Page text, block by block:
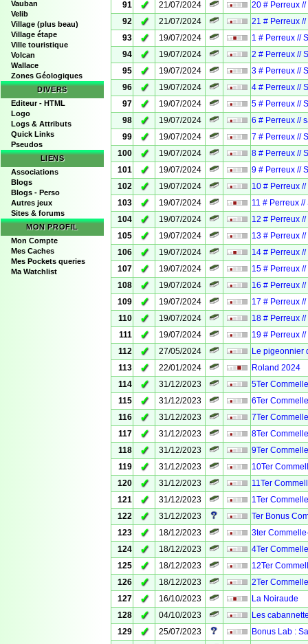
Vauban
Velib
Village (plus beau)
Village étape
Ville touristique
Volcan
Wallace
Zones Géologiques
DIVERS
Editeur - HTML
Logo
Logs & Attributs
Quick Links
Pseudos
LIENS
Associations
Blogs
Blogs - Perso
Autres jeux
Sites & forums
MON PROFIL
Mon Compte
Mes Caches
Mes Pockets queries
Ma Watchlist
91
✓ 21/07/2024
20 # Perreux
92
✓ 21/07/2024
21 # Perreux
93
✓ 19/07/2024
1 # Perreux //
94
✓ 19/07/2024
2 # Perreux //
95
✓ 19/07/2024
3 # Perreux //
96
✓ 19/07/2024
4 # Perreux //
97
✓ 19/07/2024
5 # Perreux //
98
✓ 19/07/2024
6 # Perreux //
99
✓ 19/07/2024
7 # Perreux //
100
✓ 19/07/2024
8 # Perreux //
101
✓ 19/07/2024
9 # Perreux //
102
✓ 19/07/2024
10 # Perreux
103
✓ 19/07/2024
11 # Perreux
104
✓ 19/07/2024
12 # Perreux
105
✓ 19/07/2024
13 # Perreux
106
✓ 19/07/2024
14 # Perreux
107
✓ 19/07/2024
15 # Perreux
108
✓ 19/07/2024
16 # Perreux
109
✓ 19/07/2024
17 # Perreux
110
✓ 19/07/2024
18 # Perreux
111
✓ 19/07/2024
19 # Perreux
112
✓ 27/05/2024
Le pigeonnier
113
✓ 22/01/2024
Roland 2024
114
✓ 31/12/2023
5Ter
115
✓ 31/12/2023
6Ter
116
✓ 31/12/2023
7Ter
117
✓ 31/12/2023
8Ter
118
✓ 31/12/2023
9Ter
119
✓ 31/12/2023
10Ter
120
✓ 31/12/2023
11Ter
121
✓ 31/12/2023
1Ter
122
✓ 31/12/2023
Ter Bonus
123
✓ 18/12/2023
3ter
124
✓ 18/12/2023
4Ter
125
✓ 18/12/2023
12Ter
126
✓ 18/12/2023
2Ter
127
✓ 16/10/2023
La Noiraude
128
✓ 04/10/2023
Les
129
✓ 25/07/2023
Bonus Lab :